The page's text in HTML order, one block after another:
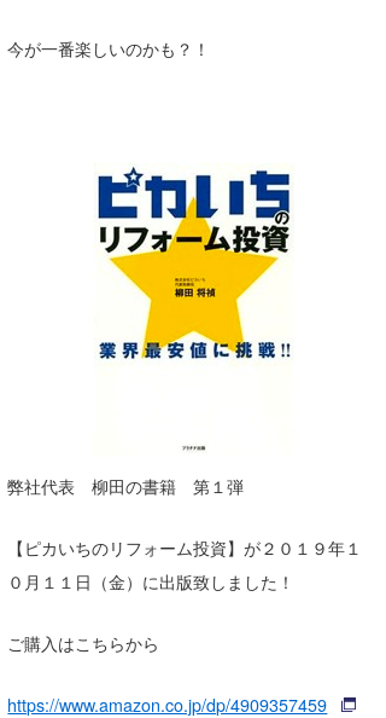
今が一番楽しいのかも？！
弊社代表 柳田の書籍 第１弾
【ピカいちのリフォーム投資】が２０１９年１
０月１１日（金） に出版致しました！
ご購入はこちらから
https://www.amazon.co.jp/dp/4909357459